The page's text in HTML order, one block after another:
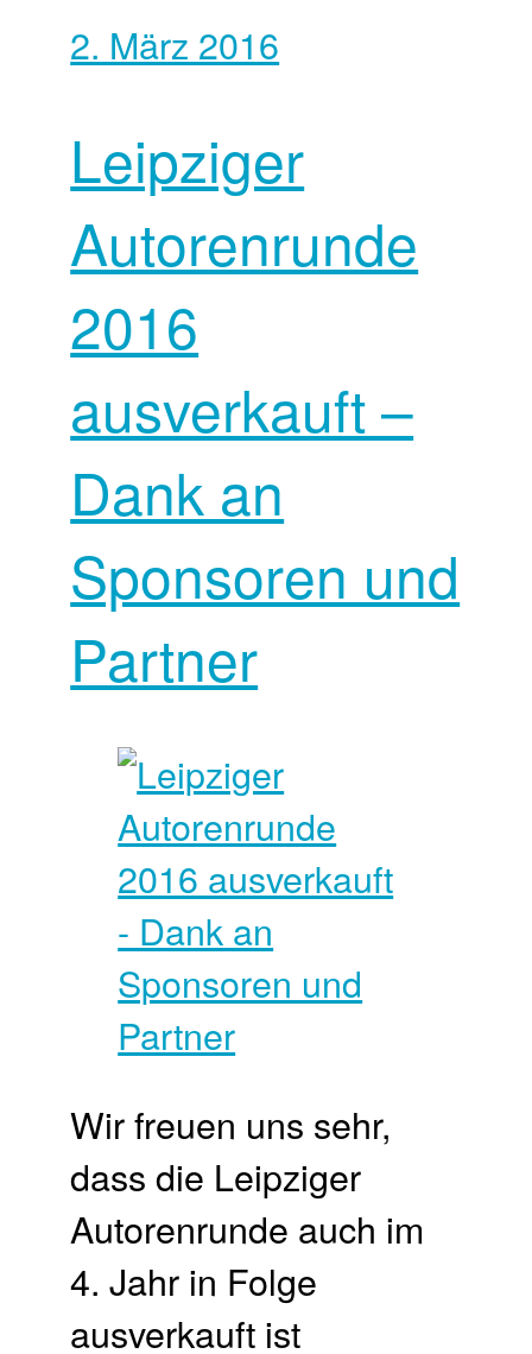
2. März 2016
Leipziger
Autorenrunde
2016
ausverkauft –
Dank an
Sponsoren und
Partner
Wir freuen uns sehr,
dass die Leipziger
Autorenrunde auch im
4. Jahr in Folge
ausverkauft ist